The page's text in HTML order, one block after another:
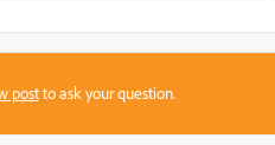
postto ask your question.